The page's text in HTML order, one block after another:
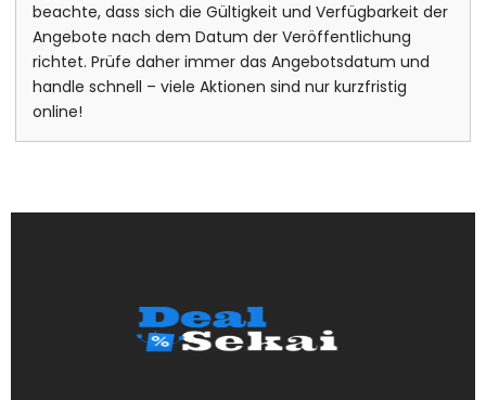
beachte, dass sich die Gültigkeit und Verfügbarkeit der
Angebote nach dem Datum der Veröffentlichung
richtet. Prüfe daher immer das Angebotsdatum und
handle schnell – viele Aktionen sind nur kurzfristig
online!